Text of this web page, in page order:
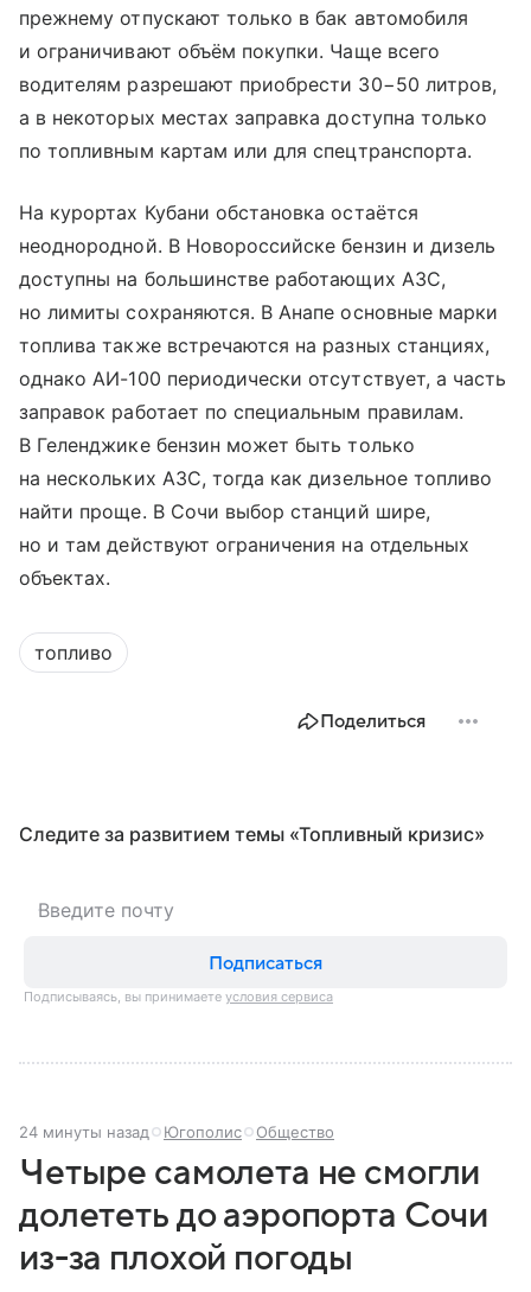
прежнему отпускают только в бак автомобиля
и ограничивают объём покупки. Чаще всего
водителям разрешают приобрести 30−50 литров,
а в некоторых местах заправка доступна только
по топливным картам или для спецтранспорта.
На курортах Кубани обстановка остаётся
неоднородной. В Новороссийске бензин и дизель
доступны на большинстве работающих АЗС,
но лимиты сохраняются. В Анапе основные марки
топлива также встречаются на разных станциях,
однако АИ-100 периодически отсутствует, а часть
заправок работает по специальным правилам.
В Геленджике бензин может быть только
на нескольких АЗС, тогда как дизельное топливо
найти проще. В Сочи выбор станций шире,
но и там действуют ограничения на отдельных
объектах.
топливо
Поделиться
Следите за развитием темы «Топливный кризис»
Подписаться
Подписываясь, вы принимаете условия сервиса
24 минуты назад Югополис Общество
Четыре самолета не смогли
долететь до аэропорта Сочи
из-за плохой погоды